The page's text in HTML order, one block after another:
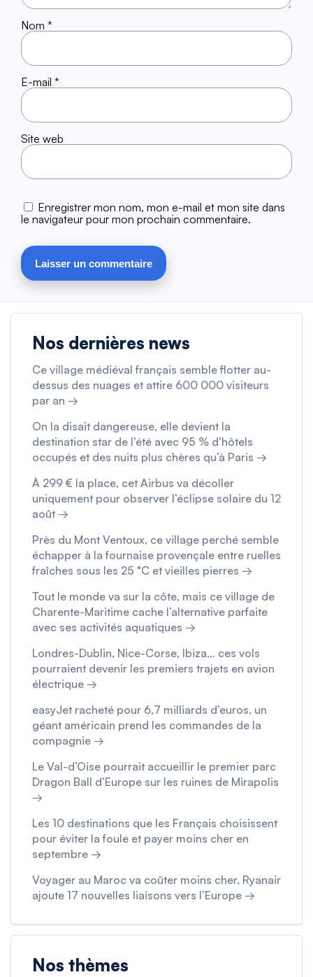
Nom *
E-mail *
Site web
Enregistrer mon nom, mon e-mail et mon site dans
le navigateur pour mon prochain commentaire.
Nos dernières news
Ce village médiéval français semble flotter au-
dessus des nuages et attire 600 000 visiteurs
par an →
On la disait dangereuse, elle devient la
destination star de l’été avec 95 % d’hôtels
occupés et des nuits plus chères qu’à Paris →
À 299 € la place, cet Airbus va décoller
uniquement pour observer l’éclipse solaire du 12
août →
Près du Mont Ventoux, ce village perché semble
échapper à la fournaise provençale entre ruelles
fraîches sous les 25 °C et vieilles pierres →
Tout le monde va sur la côte, mais ce village de
Charente-Maritime cache l’alternative parfaite
avec ses activités aquatiques →
Londres-Dublin, Nice-Corse, Ibiza… ces vols
pourraient devenir les premiers trajets en avion
électrique →
easyJet racheté pour 6,7 milliards d’euros, un
géant américain prend les commandes de la
compagnie →
Le Val-d’Oise pourrait accueillir le premier parc
Dragon Ball d’Europe sur les ruines de Mirapolis
→
Les 10 destinations que les Français choisissent
pour éviter la foule et payer moins cher en
septembre →
Voyager au Maroc va coûter moins cher, Ryanair
ajoute 17 nouvelles liaisons vers l’Europe →
Nos thèmes